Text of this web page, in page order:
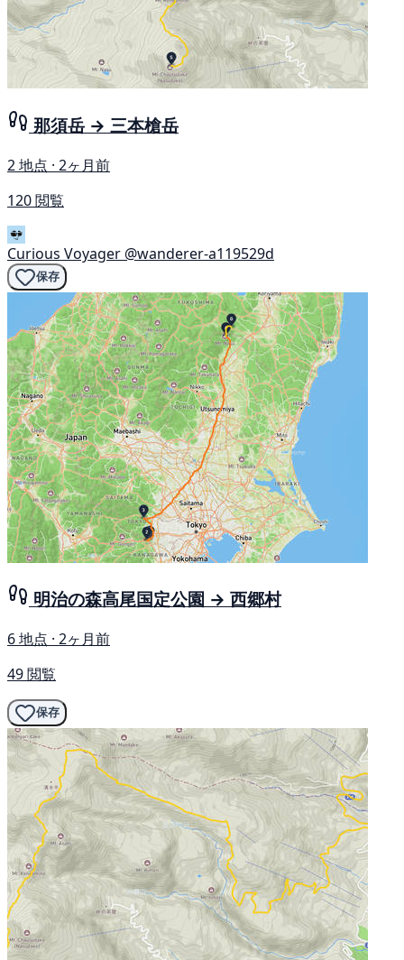
那須岳 → 三本槍岳
2 地点 · 2ヶ月前
120 閲覧
Curious Voyager @wanderer-a119529d
保存
明治の森高尾国定公園 → 西郷村
6 地点 · 2ヶ月前
49 閲覧
保存